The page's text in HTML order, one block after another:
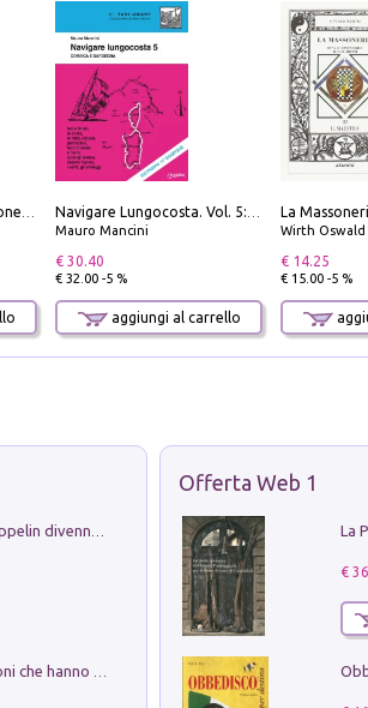
Mauro Mancini
€ 30.40
€ 32.00 -5 %
aggiungi al carrello
Wirth Oswald
€ 14.25
€ 15.00 -5 %
Offerta Web 1
€